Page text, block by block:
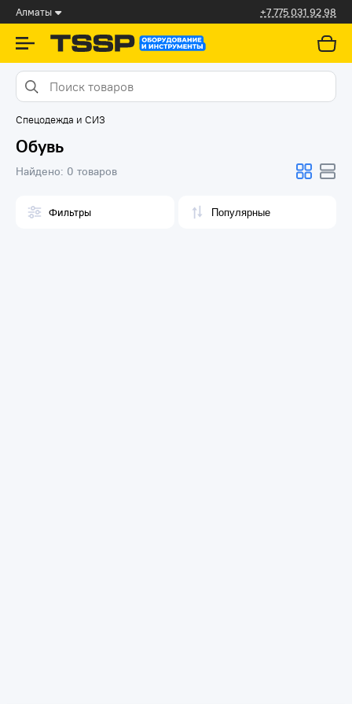
Алматы +7 775 031 92 98
Спецодежда и СИЗ
Обувь
Найдено: 0 товаров
Фильтры